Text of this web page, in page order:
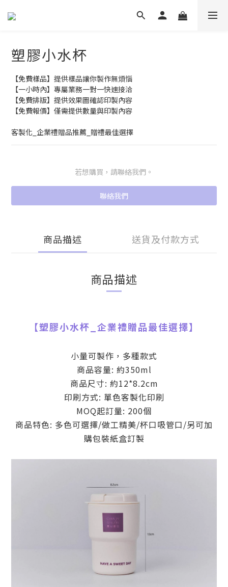
塑膠小水杯
【免費樣品】提供樣品讓你製作無煩惱
【一小時內】專屬業務一對一快速接洽
【免費排版】提供效果圖確認印製內容
【免費報價】僅需提供數量與印製內容
客製化_企業禮贈品推薦_贈禮最佳選擇
若想購買，請聯絡我們。
聯絡我們
商品描述 送貨及付款方式
商品描述
【塑膠小水杯 企業禮贈品最佳選擇】
小量可製作，多種款式
商品容量: 約350ml
商品尺寸: 約12*8.2cm
印刷方式: 單色客製化印刷
MOQ起訂量: 200個
商品特色: 多色可選擇/做工精美/杯口吸管口/另可加
購包裝紙盒訂製